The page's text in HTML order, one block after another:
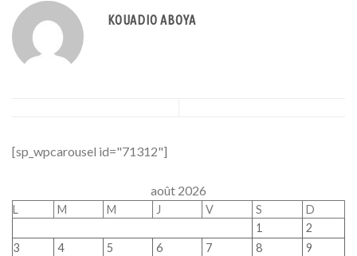
KOUADIO ABOYA
[sp_wpcarousel id="71312"]
août 2026
L M M J V S
D
1
2
3
4 5 6 7 8
9